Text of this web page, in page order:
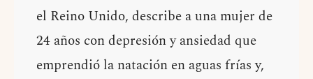
el Reino Unido, describe a una mujer de
24 años con depresión y ansiedad que
emprendió la natación en aguas frías y,